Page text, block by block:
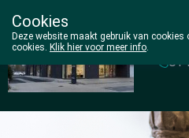
Cookies
Deze website maakt gebruik van
cookies. Klik hier voor meer info.